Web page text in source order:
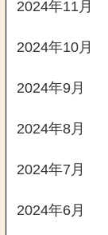
2024年11月
2024年10月
2024年9月
2024年8月
2024年7月
2024年6月